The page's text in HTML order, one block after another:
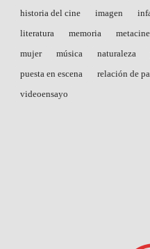
historia del cine
imagen
literatura
memoria metacine
mujer
música naturaleza
puesta en escena
relación de
videoensayo